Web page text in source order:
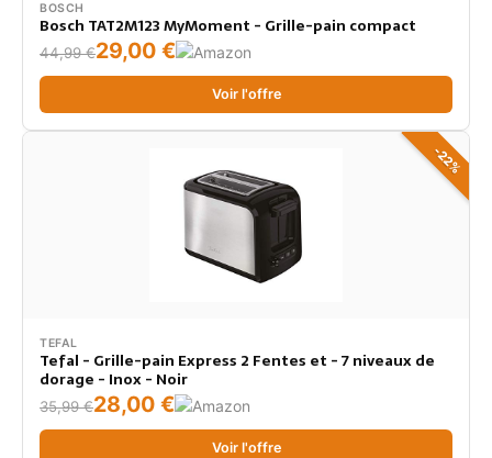
BOSCH
Bosch TAT2M123 MyMoment - Grille-pain compact
44,99 €29,00 €
Voir l'offre
-22%
TEFAL
Tefal - Grille-pain Express 2 Fentes et - 7 niveaux de
dorage - Inox - Noir
35,99 €28,00 €
Voir l'offre